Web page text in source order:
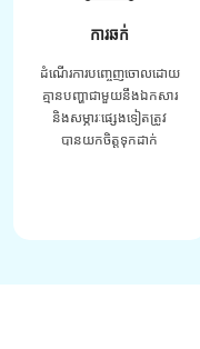
ការឆក់
ដំណើរការបញ្ចេញចោលដោយ
គ្មានបញ្ហាជាមួយនឹងឯកសារ
និងសម្ភារៈផ្សេងទៀតត្រូវ
បានយកចិត្តទុកដាក់